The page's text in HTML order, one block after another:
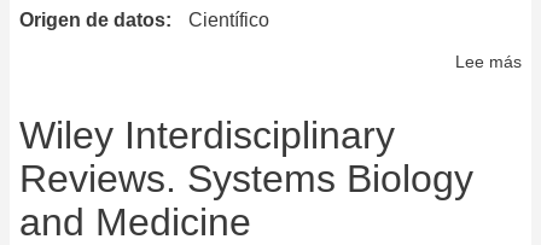
Origen de datos
Científico
Lee más
Wiley Interdisciplinary
Reviews. Systems Biology
and Medicine